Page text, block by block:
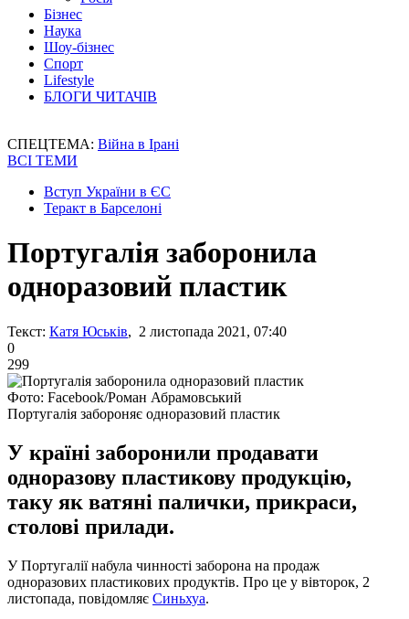
Бізнес
Наука
Шоу-бізнес
Спорт
Lifestyle
БЛОГИ ЧИТАЧІВ
СПЕЦТЕМА: Війна в Ірані
ВСІ ТЕМИ
Вступ України в ЄС
Теракт в Барселоні
Португалія заборонила
одноразовий пластик
Текст: Катя Юськів, 2 листопада 2021, 07:40
0
299
Фото: Facebook/Роман Абрамовський
Португалія забороняє одноразовий пластик
У країні заборонили продавати
одноразову пластикову продукцію,
таку як ватяні палички, прикраси,
столові прилади.
У Португалії набула чинності заборона на продаж
одноразових пластикових продуктів. Про це у вівторок, 2
листопада, повідомляє Синьхуа.